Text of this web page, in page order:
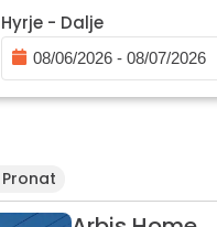
Hyrje - Dalje
Pronat